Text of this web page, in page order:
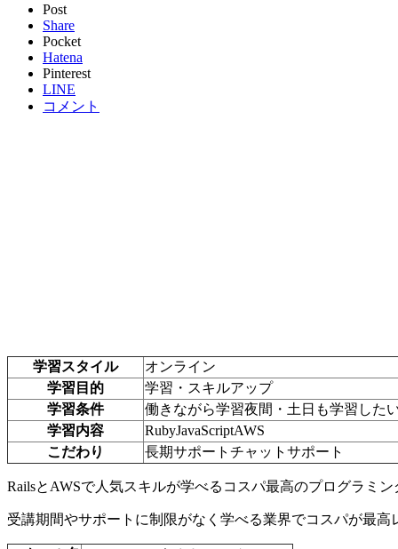
Post
Share
Pocket
Hatena
Pinterest
LINE
コメント
学習スタイル
オンライン
学習目的
学習・スキルアップ
学習条件
働きながら学習夜間・土日も学習した
学習内容
RubyJavaScriptAWS
こだわり
長期サポート チャットサポート
RailsとAWSで人気スキルが学べるコスパ最高のプログラミ
受講期間やサポートに制限がなく学べる業界でコスパが最